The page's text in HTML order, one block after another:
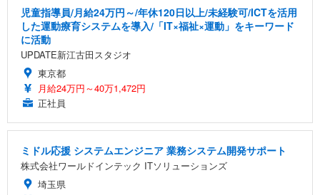
児童指導員/月給24万円～/年休120日以上/未経験可/ICTを活用
した運動療育システムを導入/「IT×福祉×運動」をキーワード
に活動
UPDATE新江古田スタジオ
東京都
月給24万円～40万1,472円
正社員
ミドル応援 システムエンジニア 業務システム開発サポート
株式会社ワールドインテック ITソリューションズ
埼玉県